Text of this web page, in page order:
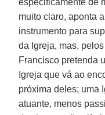
muito claro, aponta
instrumento para
da Igreja, mas,
Francisco pretenda
Igreja que vá ao
próxima deles; uma
atuante, menos